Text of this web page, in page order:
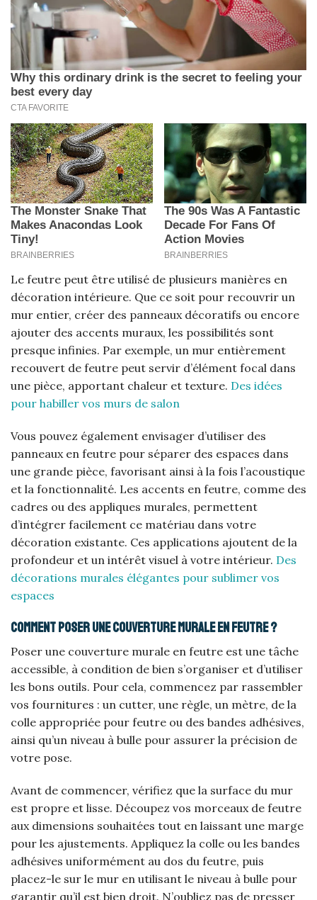
Le feutre peut être utilisé de plusieurs manières en
décoration intérieure. Que ce soit pour recouvrir un
mur entier, créer des panneaux décoratifs ou encore
ajouter des accents muraux, les possibilités sont
presque infinies. Par exemple, un mur entièrement
recouvert de feutre peut servir d’élément focal dans
une pièce, apportant chaleur et texture. Des idées
pour habiller vos murs de salon
Vous pouvez également envisager d’utiliser des
panneaux en feutre pour séparer des espaces dans
une grande pièce, favorisant ainsi à la fois l’acoustique
et la fonctionnalité. Les accents en feutre, comme des
cadres ou des appliques murales, permettent
d’intégrer facilement ce matériau dans votre
décoration existante. Ces applications ajoutent de la
profondeur et un intérêt visuel à votre intérieur. Des
décorations murales élégantes pour sublimer vos
espaces
Comment poser une couverture murale en feutre ?
Poser une couverture murale en feutre est une tâche
accessible, à condition de bien s’organiser et d’utiliser
les bons outils. Pour cela, commencez par rassembler
vos fournitures : un cutter, une règle, un mètre, de la
colle appropriée pour feutre ou des bandes adhésives,
ainsi qu’un niveau à bulle pour assurer la précision de
votre pose.
Avant de commencer, vérifiez que la surface du mur
est propre et lisse. Découpez vos morceaux de feutre
aux dimensions souhaitées tout en laissant une marge
pour les ajustements. Appliquez la colle ou les bandes
adhésives uniformément au dos du feutre, puis
placez-le sur le mur en utilisant le niveau à bulle pour
garantir qu’il est bien droit. N’oubliez pas de presser